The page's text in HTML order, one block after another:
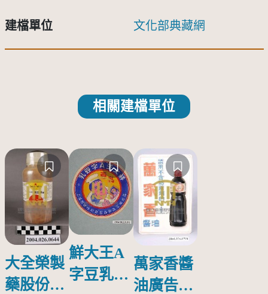
建檔單位 文化部典藏網
相關建檔單位
大全榮製
藥股份有
鮮大王A
字豆乳罐
萬家香醬
油廣告塑